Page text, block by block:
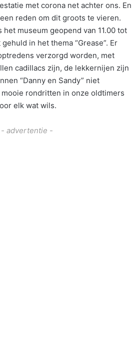
met corona net achter ons. En
reden om dit groots te vieren.
het museum geopend van 11.00 tot
in het thema “Grease”. Er
verzorgd worden, met
cadillacs zijn, de lekkernijen zijn
“Danny en Sandy” niet
rondritten in onze oldtimers
elk wat wils.
- advertentie -